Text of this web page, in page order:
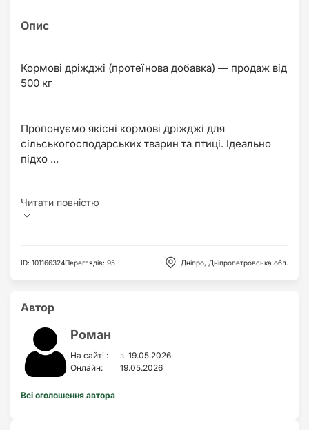
Кормові дріжджі (протеїнова добавка) — продаж від
500 кг
Пропонуємо якісні кормові дріжджі для
сільськогосподарських тварин та птиці. Ідеально
підхо ...
ID: 101166324Переглядів: 95 Дніпро, Дніпропетровська обл.
Автор
Роман
На сайті : з 19.05.2026
Онлайн:
19.05.2026
Всі оголошення автора